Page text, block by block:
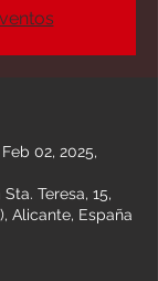
02, 2025,
Teresa, 15,
Alicante, España